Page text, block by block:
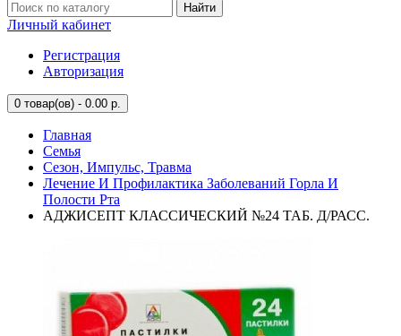
Найти
Личный кабинет
Регистрация
Авторизация
0 товар(ов) - 0.00 р.
Главная
Семья
Сезон, Импульс, Травма
Лечение И Профилактика Заболеваний Горла И
Полости Рта
АДЖИСЕПТ КЛАССИЧЕСКИЙ №24 ТАБ. Д/РАСС.